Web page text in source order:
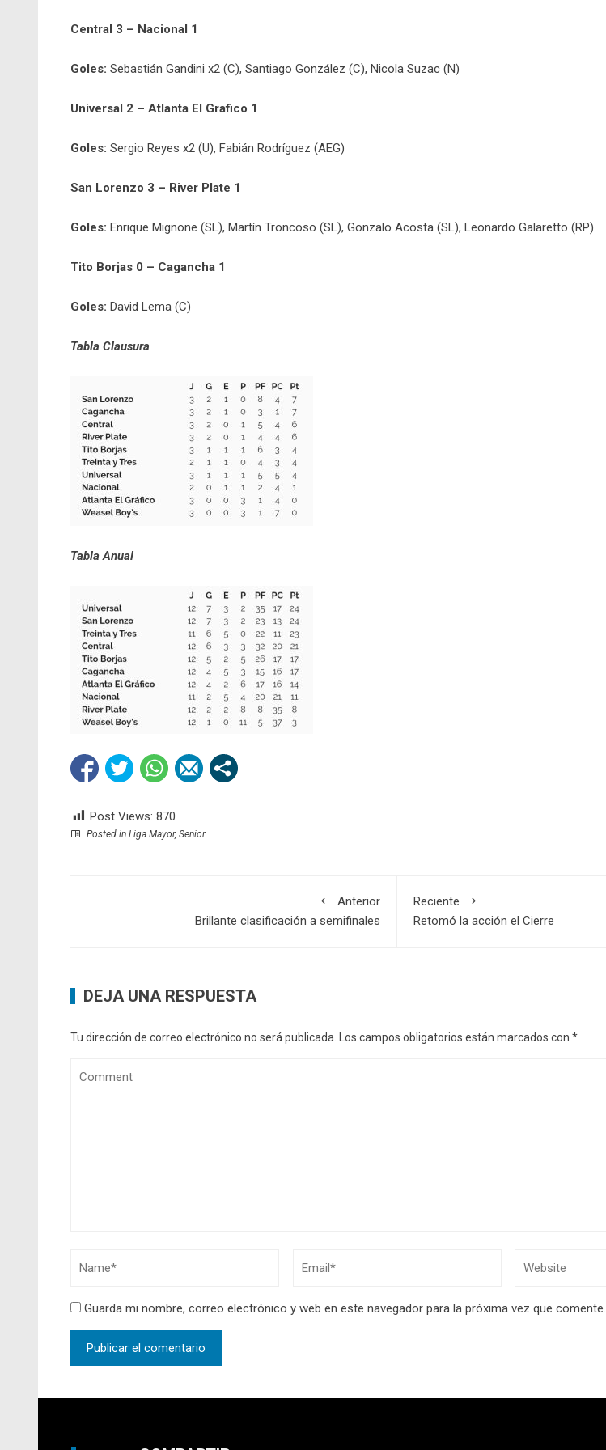
Central 3 – Nacional 1
Goles: Sebastián Gandini x2 (C), Santiago González (C), Nicola Suzac (N)
Universal 2 – Atlanta El Grafico 1
Goles: Sergio Reyes x2 (U), Fabián Rodríguez (AEG)
San Lorenzo 3 – River Plate 1
Goles: Enrique Mignone (SL), Martín Troncoso (SL), Gonzalo Acosta (SL), Leonardo Galaretto (RP)
Tito Borjas 0 – Cagancha 1
Goles: David Lema (C)
Tabla Clausura
Tabla Anual
Post Views: 870
Posted in Liga Mayor, Senior
Anterior
Brillante clasificación a semifinales
Reciente
Retomó la acción el Cierre
DEJA UNA RESPUESTA
Tu dirección de correo electrónico no será publicada. Los campos obligatorios están marcados con *
Guarda mi nombre, correo electrónico y web en este navegador para la próxima vez que comente.